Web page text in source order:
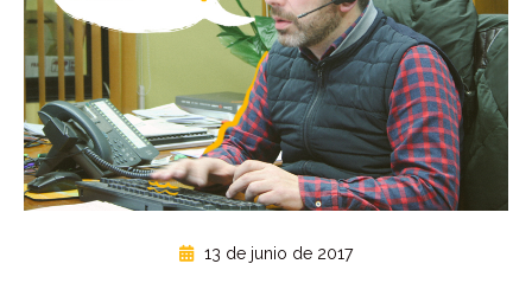
13 de junio de 2017